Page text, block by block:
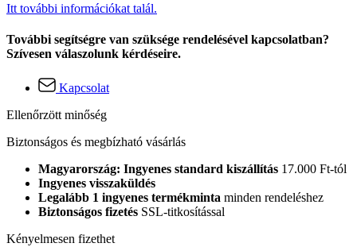
Itt további információkat talál.
További segítségre van szüksége rendelésével kapcsolatban?
Szívesen válaszolunk kérdéseire.
Kapcsolat
Ellenőrzött minőség
Biztonságos és megbízható vásárlás
Magyarország: Ingyenes standard kiszállítás 17.000 Ft-tól
Ingyenes visszaküldés
Legalább 1 ingyenes termékminta minden rendeléshez
Biztonságos fizetés SSL-titkosítással
Kényelmesen fizethet